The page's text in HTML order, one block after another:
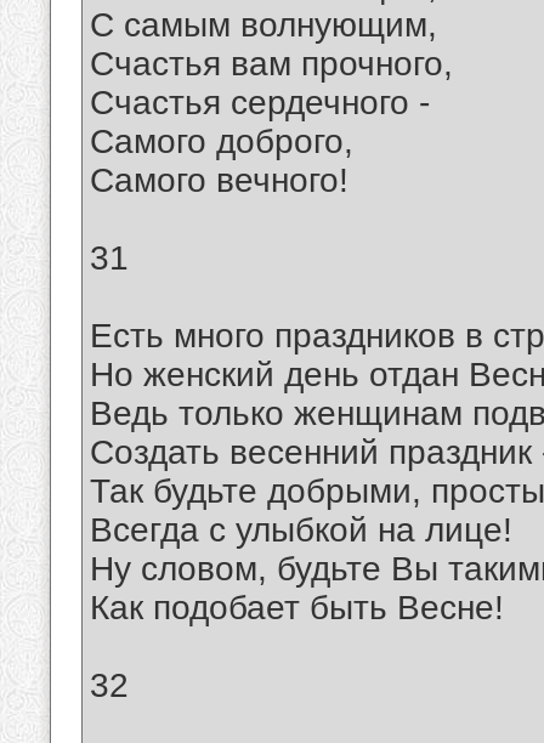
С самым волнующим,
Счастья вам прочного,
Счастья сердечного -
Самого доброго,
Самого вечного!
31
Есть много праздников в
Но женский день отдан
Ведь только женщинам
Создать весенний праздник
Так будьте добрыми,
Всегда с улыбкой на лице!
Ну словом, будьте Вы
Как подобает быть Весне!
32